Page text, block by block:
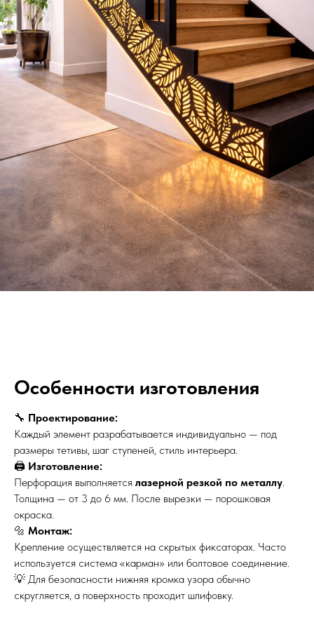
Особенности изготовления
🔧 Проектирование:
Каждый элемент разрабатывается индивидуально — под
размеры тетивы, шаг ступеней, стиль интерьера.
🖨 Изготовление:
Перфорация выполняется лазерной резкой по металлу.
Толщина — от 3 до 6 мм. После вырезки — порошковая
окраска.
🔩 Монтаж:
Крепление осуществляется на скрытых фиксаторах. Часто
используется система «карман» или болтовое соединение.
💡 Для безопасности нижняя кромка узора обычно
скругляется, а поверхность проходит шлифовку.